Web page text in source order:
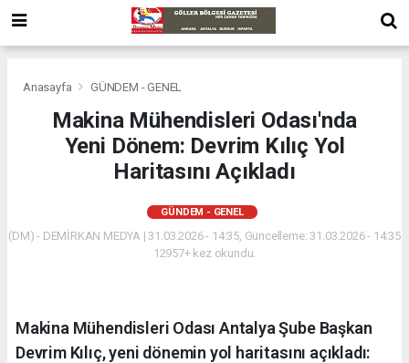
Anasayfa GÜNDEM - GENEL
Makina Mühendisleri Odası'nda
Yeni Dönem: Devrim Kılıç Yol
Haritasını Açıkladı
GÜNDEM - GENEL
(DM) - DEMİRKAN MEDYA | 31.03.2026 - 14:35, Güncelleme: 31.03.2026 - 14:35
12957+ kez okundu.
Makina Mühendisleri Odası Antalya Şube Başkan
Devrim Kılıç, yeni dönemin yol haritasını açıkladı: